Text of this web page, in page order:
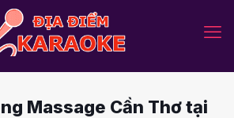
Massage Cần Thơ tại